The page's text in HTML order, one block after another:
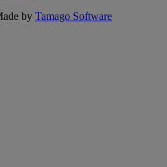
by Tamago Software